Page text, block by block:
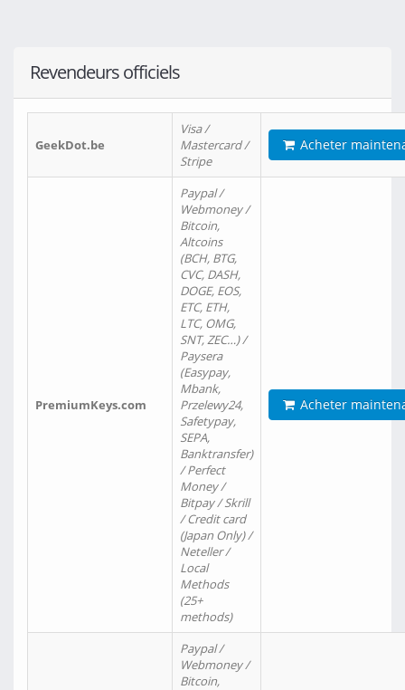
Revendeurs officiels
GeekDot.be
Visa /
Mastercard /
Stripe
Acheter
PremiumKeys.com
Paypal /
Webmoney /
Bitcoin,
Altcoins
(BCH, BTG,
CVC, DASH,
DOGE, EOS,
ETC, ETH,
LTC, OMG,
SNT, ZEC…) /
Paysera
(Easypay,
Mbank,
Przelewy24,
Safetypay,
SEPA,
Banktransfer)
/ Perfect
Money /
Bitpay / Skrill
/ Credit card
(Japan Only) /
Neteller /
Local
Methods
(25+
methods)
Acheter
Paypal /
Webmoney /
Bitcoin,